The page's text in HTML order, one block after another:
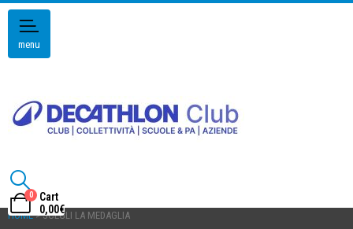
menu
0
Cart
0,00€
HOME> SCEGLI LA MEDAGLIA